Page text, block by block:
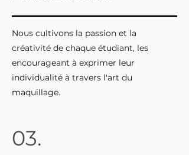
Nous cultivons la passion et la
créativité de chaque étudiant, les
encourageant à exprimer leur
individualité à travers l'art du
maquillage.
03.